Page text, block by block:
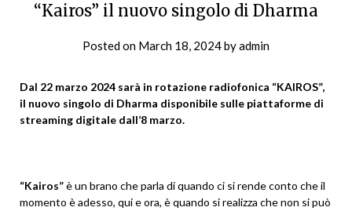
“Kairos” il nuovo singolo di Dharma
Posted on March 18, 2024byadmin
Dal 22 marzo 2024 sarà in rotazione radiofonica “KAIROS”,
il nuovo singolo di Dharma disponibile sulle piattaforme di
streaming digitale dall’8 marzo.
“Kairos”è un brano che parla di quando ci si rende conto che il
momento è adesso, qui e ora, è quando si realizza che non si può